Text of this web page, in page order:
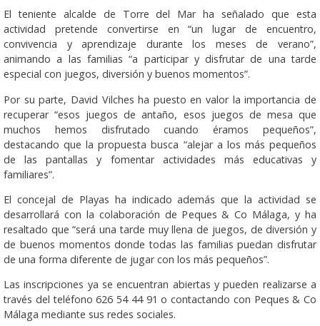
El teniente alcalde de Torre del Mar ha señalado que esta
actividad pretende convertirse en “un lugar de encuentro,
convivencia y aprendizaje durante los meses de verano”,
animando a las familias “a participar y disfrutar de una tarde
especial con juegos, diversión y buenos momentos”.
Por su parte, David Vilches ha puesto en valor la importancia de
recuperar “esos juegos de antaño, esos juegos de mesa que
muchos hemos disfrutado cuando éramos pequeños”,
destacando que la propuesta busca “alejar a los más pequeños
de las pantallas y fomentar actividades más educativas y
familiares”.
El concejal de Playas ha indicado además que la actividad se
desarrollará con la colaboración de Peques & Co Málaga, y ha
resaltado que “será una tarde muy llena de juegos, de diversión y
de buenos momentos donde todas las familias puedan disfrutar
de una forma diferente de jugar con los más pequeños”.
Las inscripciones ya se encuentran abiertas y pueden realizarse a
través del teléfono 626 54 44 91 o contactando con Peques & Co
Málaga mediante sus redes sociales.